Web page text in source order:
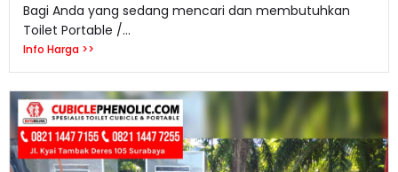
Bagi Anda yang sedang mencari dan membutuhkan
Toilet Portable /...
Info Harga >>